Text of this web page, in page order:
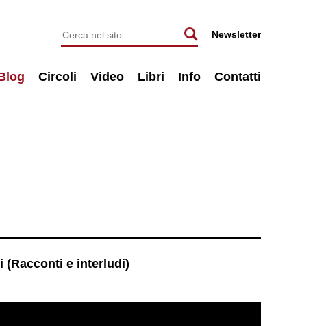
Newsletter
Circoli Video Libri Info Contatti
(Racconti e interludi)